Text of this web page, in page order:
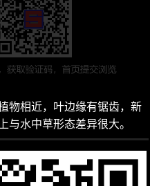
物相近，叶边缘有锯齿，新
与水中草形态差异很大。